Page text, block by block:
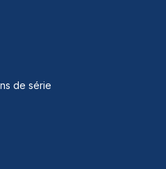
de série